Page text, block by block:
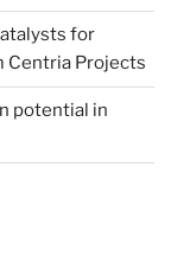
for
Centria Projects
potential in